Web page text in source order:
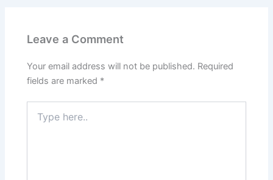
Leave a Comment
Your email address will not be published. Required
fields are marked *
here..